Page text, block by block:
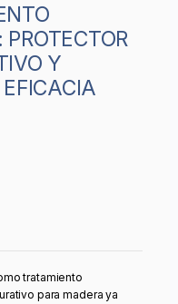
Y
tratamiento
para madera ya